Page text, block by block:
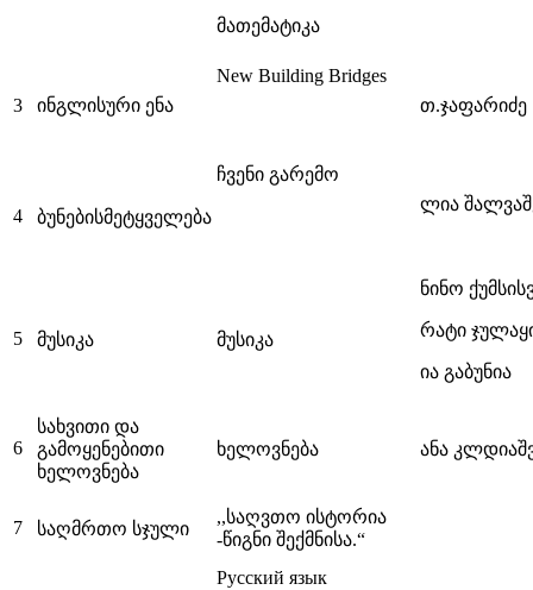
მათემატიკა
3 ინგლისური ენა
New Building Bridges
თ.ჯაფარიძე
4 ბუნებისმეტყველება
ჩვენი გარემო
ლია
5 მუსიკა მუსიკა
ნინო
რატი
ია გაბუნია
6
სახვითი და
გამოყენებითი
ხელოვნება
ხელოვნება ანა
7 საღმრთო სჯული
,,საღვთო ისტორია
-წიგნი შექმნისა.“
Русский язык